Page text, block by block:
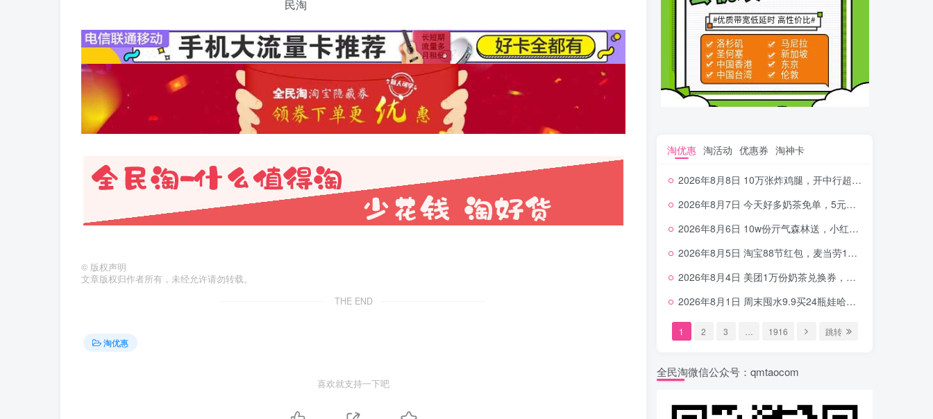
© 版权声明
文章版权归作者所有，未经允许请勿转载。
THE END
淘优惠
喜欢就支持一下吧
淘优惠 淘活动 优惠券 淘神卡
2026年8月8日 10万张炸鸡腿，开中行超给利，美团奶茶0.01，加油券，千问1.8~18.8体验金等
2026年8月7日 今天好多奶茶免单，5元农行省钱卡，京东抢0.01沪上，邮储5.88元等
2026年8月6日 10w份亓气森林送，小红书12元无门槛，中行电费30-10，0元柠檬水+0撸汉堡等
2026年8月5日 淘宝88节红包，麦当劳150万份柠檬水，三万份瑞幸免单，霸王9万份0.01券等
2026年8月4日 美团1万份奶茶兑换券，农行5E卡，中行支付超给利，美团领18个冰激凌，小米每天领2-6元等等
2026年8月1日 周末囤水9.9买24瓶娃哈哈，建行100元京东券，移动5元话费，麦当劳甜筒，交行立减金等
1 2 3 1916 跳转
全民淘微信公众号：qmtaocom